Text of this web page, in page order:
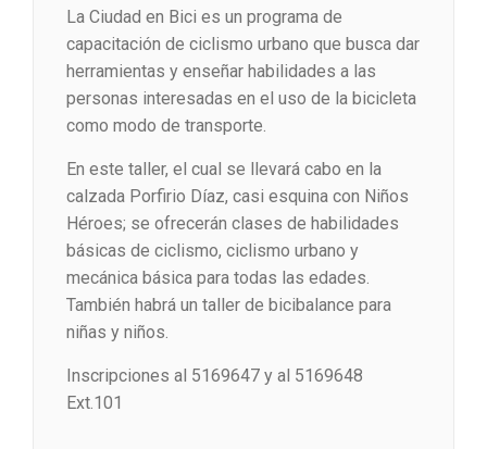
La Ciudad en Bici es un programa de
capacitación de ciclismo urbano que busca dar
herramientas y enseñar habilidades a las
personas interesadas en el uso de la bicicleta
como modo de transporte.
En este taller, el cual se llevará cabo en la
calzada Porfirio Díaz, casi esquina con Niños
Héroes; se ofrecerán clases de habilidades
básicas de ciclismo, ciclismo urbano y
mecánica básica para todas las edades.
También habrá un taller de bicibalance para
niñas y niños.
Inscripciones al 5169647 y al 5169648
Ext.101